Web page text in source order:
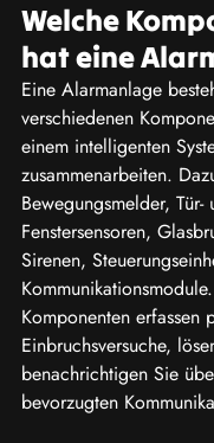
Welche
hat eine
Eine Alarmanlage
verschiedenen
einem intelligenten
zusammenarbeiten.
Bewegungsmelder, Tür-
Fenstersensoren,
Sirenen,
Komponenten erfassen
Einbruchsversuche,
benachrichtigen Sie
bevorzugten